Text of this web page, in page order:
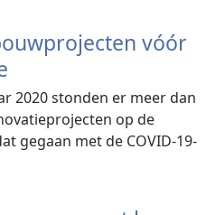
vóór
2020 stonden er meer dan
op de
gegaan met de COVID-19-